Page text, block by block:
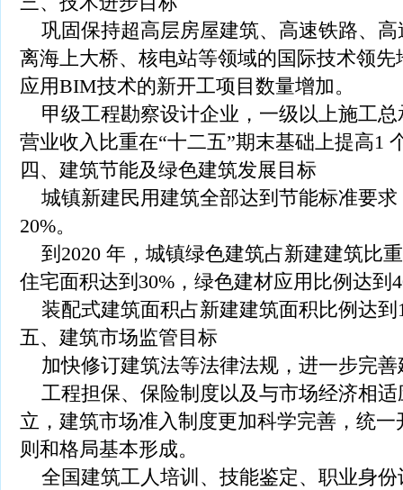
巩固保持超高层房屋建筑、高速铁路、
离海上大桥、核电站等领域的国际技术领
应用BIM技术的新开工项目数量增加。
甲级工程勘察设计企业，一级以上施工
营业收入比重在“十二五”期末基础上提高1
四、建筑节能及绿色建筑发展目标
城镇新建民用建筑全部达到节能标准要求
20%。
到2020 年，城镇绿色建筑占新建建筑比
住宅面积达到30%，绿色建材应用比例达到
装配式建筑面积占新建建筑面积比例达到
五、建筑市场监管目标
加快修订建筑法等法律法规，进一步完善
工程担保、保险制度以及与市场经济相
立，建筑市场准入制度更加科学完善，统
则和格局基本形成。
全国建筑工人培训、技能鉴定、职业身